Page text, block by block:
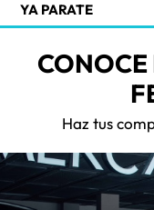
YA PARATE
CONOCE
Haz tus